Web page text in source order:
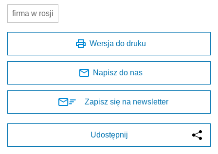
firma w rosji
Wersja do druku
Napisz do nas
Zapisz się na newsletter
Udostępnij